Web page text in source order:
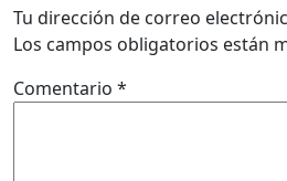
Tu dirección de correo
Los campos obligatorios están
Comentario *